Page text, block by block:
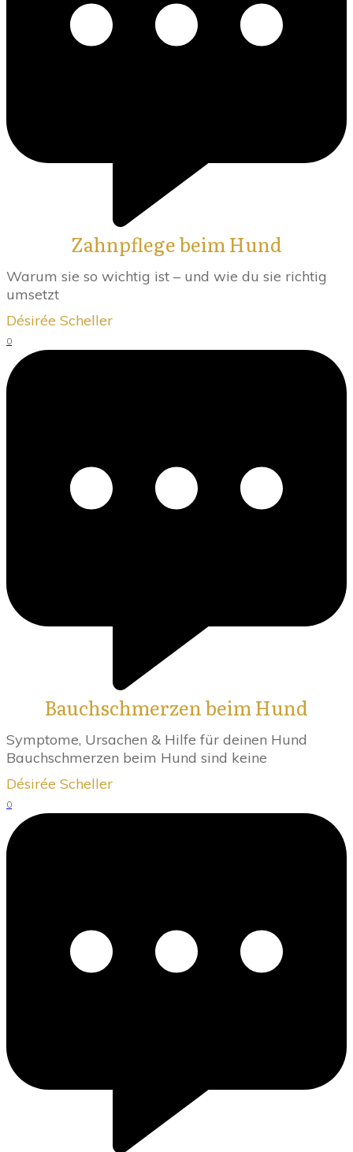
Zahnpflege beim Hund
Warum sie so wichtig ist – und wie du sie richtig
umsetzt
Désirée Scheller
0
Bauchschmerzen beim Hund
Symptome, Ursachen & Hilfe für deinen Hund
Bauchschmerzen beim Hund sind keine
Désirée Scheller
0